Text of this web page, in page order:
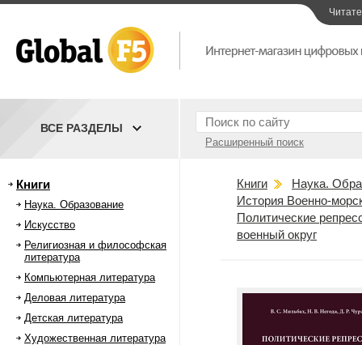
Расширенный поиск
ВСЕ РАЗДЕЛЫ
Книги
Наука. Образование
Искусство
Религиозная и философская
литература
Компьютерная литература
Деловая литература
Детская литература
Художественная литература
Книги
Наука.
История Военно-
Политические
военный округ